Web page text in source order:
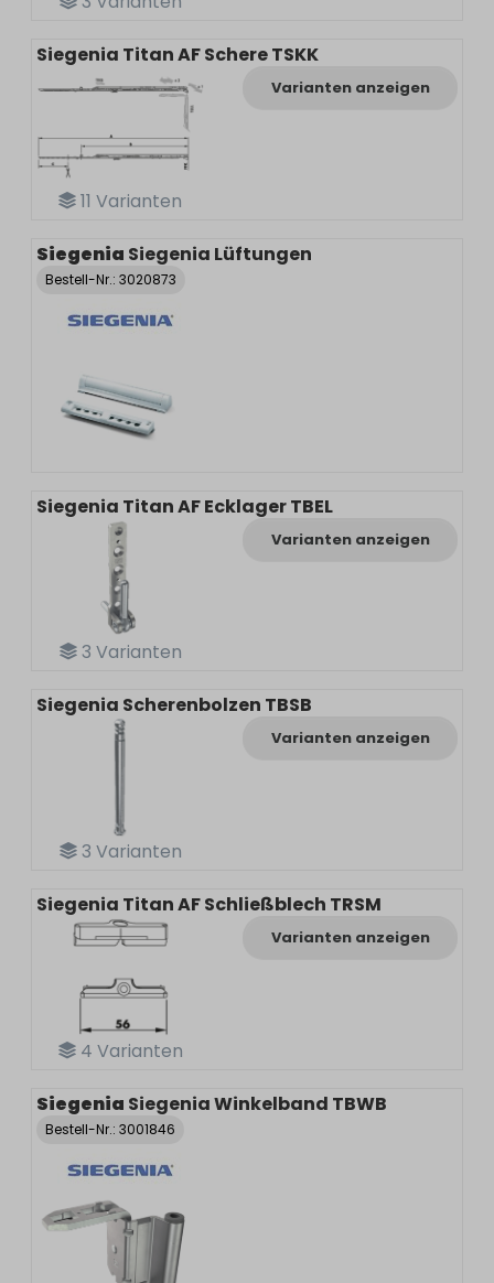
11 Varianten
Siegenia Titan AF Schere TSKK
Varianten anzeigen
Siegenia Siegenia Lüftungen
Bestell-Nr.: 3020873
3 Varianten
Siegenia Titan AF Ecklager TBEL
Varianten anzeigen
3 Varianten
Siegenia Scherenbolzen TBSB
Varianten anzeigen
4 Varianten
Siegenia Titan AF Schließblech TRSM
Varianten anzeigen
Siegenia Siegenia Winkelband TBWB
Bestell-Nr.: 3001846